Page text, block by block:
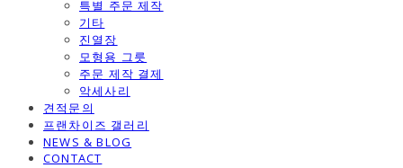
특별 주문 제작
기타
진열장
모형용 그릇
주문 제작 결제
악세사리
견적문의
프랜차이즈 갤러리
NEWS & BLOG
CONTACT